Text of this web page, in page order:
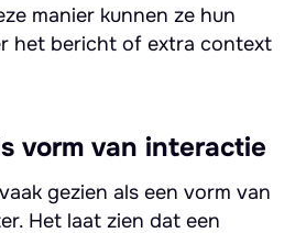
manier kunnen ze hun
het bericht of extra context
vorm van interactie
gezien als een vorm van
Het laat zien dat een